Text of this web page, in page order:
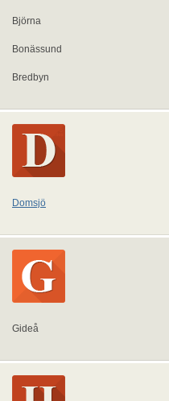
Björna
Bonässund
Bredbyn
Domsjö
Gideå